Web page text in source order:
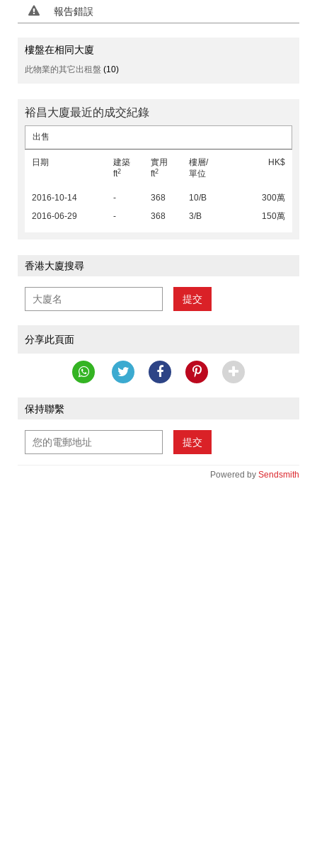
報告錯誤
樓盤在相同大廈
此物業的其它出租盤 (10)
裕昌大廈最近的成交紀錄
出售
日期
建築
ft2
實用
ft2
樓層/
單位
HK$
2016-10-14 - 368 10/B
300萬
2016-06-29
- 368 3/B 150萬
香港大廈搜尋
提交
分享此頁面
保持聯繫
提交
Powered by Sendsmith